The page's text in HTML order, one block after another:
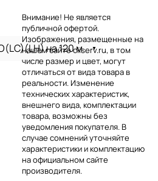
на 120 м
Внимание! Не является
публичной офертой.
Изображения, размещенные на
нашем сайте cliserv.ru, в том
числе размер и цвет, могут
отличаться от вида товара в
реальности. Изменение
технических характеристик,
внешнего вида, комплектации
товара, возможны без
уведомления покупателя. В
случае сомнений уточняйте
характеристики и комплектацию
на официальном сайте
производителя.